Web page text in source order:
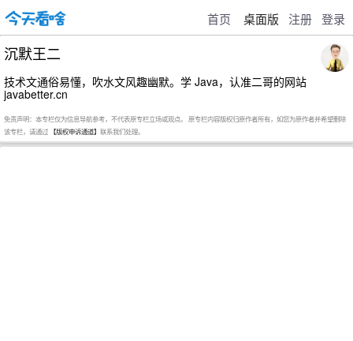
首页 桌面版 注册 登录
沉默王二
技术文通俗易懂，吹水文风趣幽默。学 Java，认准二哥的网站
javabetter.cn
免责声明：本专栏仅为信息导航参考，不代表原专栏立场或观点。 原专栏内容版权归原作者所有，如您为原作者并希望删除
该专栏，请通过 【版权申诉通道】 联系我们处理。